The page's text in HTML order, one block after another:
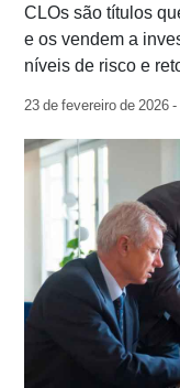
CLOs são títulos
e os vendem a
níveis de risco e
23 de fevereiro de 2026